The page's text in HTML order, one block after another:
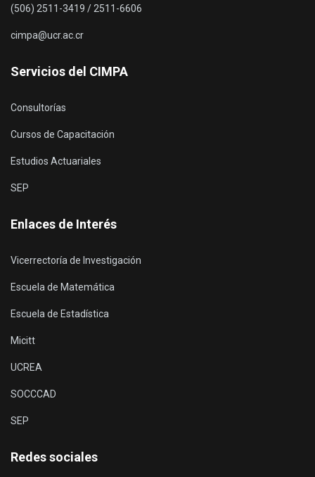
(506) 2511-3419 / 2511-6606
cimpa@ucr.ac.cr
Servicios del CIMPA
Consultorías
Cursos de Capacitación
Estudios Actuariales
SEP
Enlaces de Interés
Vicerrectoría de Investigación
Escuela de Matemática
Escuela de Estadística
Micitt
UCREA
SOCCCAD
SEP
Redes sociales